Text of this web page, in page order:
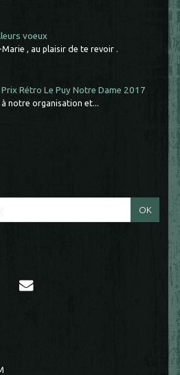
voeux
, au plaisir de te revoir .
Prix Rétro Le Puy Notre Dame 2017
notre organisation et...